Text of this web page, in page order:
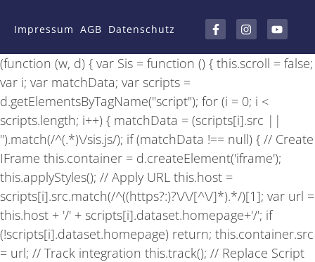
Impressum AGB Datenschutz
a
c
e
b
o
-
f
n
s
t
a
g
m
o
u
t
u
b
(function (w, d) { var Sis = function () { this.scroll = false;
var i; var matchData; var scripts =
d.getElementsByTagName("script"); for (i = 0; i <
scripts.length; i++) { matchData = (scripts[i].src ||
'').match(/^(.*)\/sis.js/); if (matchData !== null) { // Create
IFrame this.container = d.createElement('iframe');
this.applyStyles(); // Apply URL this.host =
scripts[i].src.match(/^((https?:)?\/\/[^\/]*).*/)[1]; var url =
this.host + '/' + scripts[i].dataset.homepage+'/'; if
(!scripts[i].dataset.homepage) return; this.container.src
= url; // Track integration this.track(); // Replace Script